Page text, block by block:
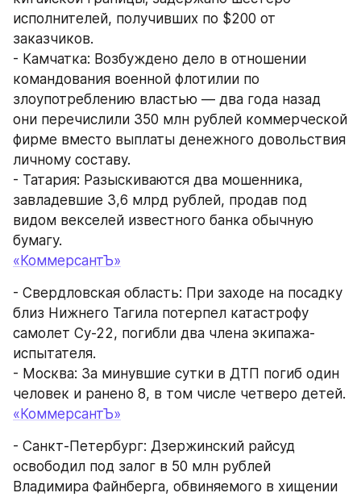
исполнителей, получивших по $200 от
заказчиков.
- Камчатка: Возбуждено дело в отношении
командования военной флотилии по
злоупотреблению властью — два года назад
они перечислили 350 млн рублей коммерческой
фирме вместо выплаты денежного довольствия
личному составу.
- Татария: Разыскиваются два мошенника,
завладевшие 3,6 млрд рублей, продав под
видом векселей известного банка обычную
бумагу.
«КоммерсантЪ»
- Свердловская область: При заходе на посадку
близ Нижнего Тагила потерпел катастрофу
самолет Су-22, погибли два члена экипажа-
испытателя.
- Москва: За минувшие сутки в ДТП погиб один
человек и ранено 8, в том числе четверо детей.
«КоммерсантЪ»
- Санкт-Петербург: Дзержинский райсуд
освободил под залог в 50 млн рублей
Владимира Файнберга, обвиняемого в хищении